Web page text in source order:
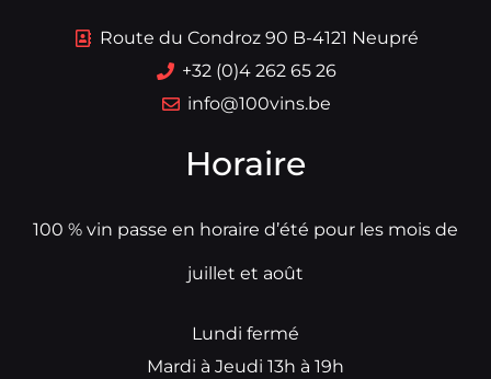
Route du Condroz 90 B-4121 Neupré
+32 (0)4 262 65 26
info@100vins.be
Horaire
100 % vin passe en horaire d’été pour les mois de
juillet et août
Lundi fermé
Mardi à Jeudi 13h à 19h